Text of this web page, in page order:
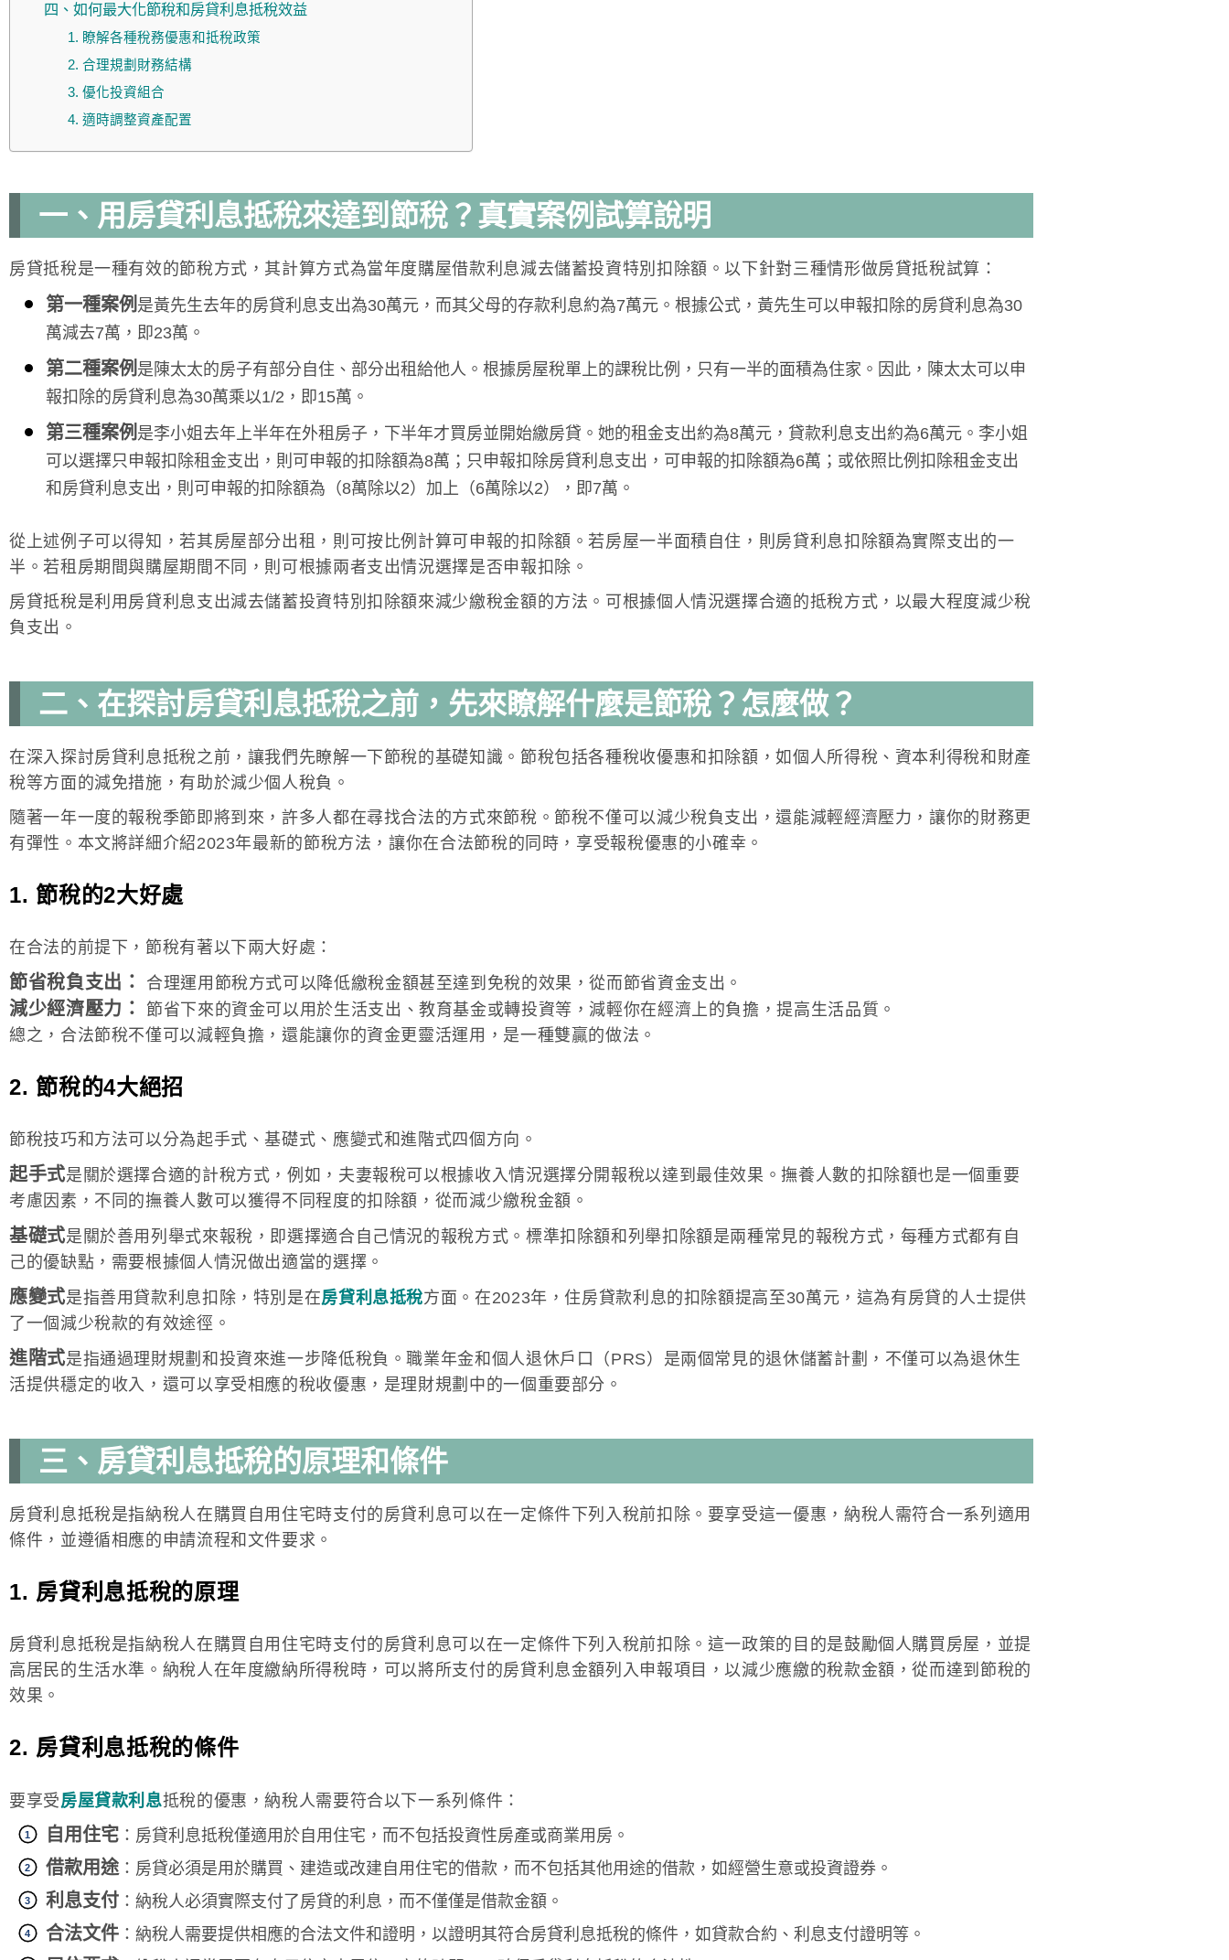
四、如何最大化節稅和房貸利息抵稅效益
1. 瞭解各種稅務優惠和抵稅政策
2. 合理規劃財務結構
3. 優化投資組合
4. 適時調整資產配置
一、用房貸利息抵稅來達到節稅？真實案例試算說明
房貸抵稅是一種有效的節稅方式，其計算方式為當年度購屋借款利息減去儲蓄投資特別扣除額。以下針對三種情形做房貸抵稅試算：
第一種案例 是黃先生去年的房貸利息支出為30萬元，而其父母的存款利息約為7萬元。根據公式，黃先生可以申報扣除的房貸利息為30
萬減去7萬，即23萬。
第二種案例 是陳太太的房子有部分自住、部分出租給他人。根據房屋稅單上的課稅比例，只有一半的面積為住家。因此，陳太太可以申
報扣除的房貸利息為30萬乘以1/2，即15萬。
第三種案例 是李小姐去年上半年在外租房子，下半年才買房並開始繳房貸。她的租金支出約為8萬元，貸款利息支出約為6萬元。李小姐
可以選擇只申報扣除租金支出，則可申報的扣除額為8萬；只申報扣除房貸利息支出，可申報的扣除額為6萬；或依照比例扣除租金支出
和房貸利息支出，則可申報的扣除額為（8萬除以2）加上（6萬除以2），即7萬。
從上述例子可以得知，若其房屋部分出租，則可按比例計算可申報的扣除額。若房屋一半面積自住，則房貸利息扣除額為實際支出的一
半。若租房期間與購屋期間不同，則可根據兩者支出情況選擇是否申報扣除。
房貸抵稅是利用房貸利息支出減去儲蓄投資特別扣除額來減少繳稅金額的方法。可根據個人情況選擇合適的抵稅方式，以最大程度減少稅
負支出。
二、在探討房貸利息抵稅之前，先來瞭解什麼是節稅？怎麼做？
在深入探討房貸利息抵稅之前，讓我們先瞭解一下節稅的基礎知識。節稅包括各種稅收優惠和扣除額，如個人所得稅、資本利得稅和財產
稅等方面的減免措施，有助於減少個人稅負。
隨著一年一度的報稅季節即將到來，許多人都在尋找合法的方式來節稅。節稅不僅可以減少稅負支出，還能減輕經濟壓力，讓你的財務更
有彈性。本文將詳細介紹2023年最新的節稅方法，讓你在合法節稅的同時，享受報稅優惠的小確幸。
1. 節稅的2大好處
在合法的前提下，節稅有著以下兩大好處：
節省稅負支出： 合理運用節稅方式可以降低繳稅金額甚至達到免稅的效果，從而節省資金支出。
減少經濟壓力：
節省下來的資金可以用於生活支出、教育基金或轉投資等，減輕你在經濟上的負擔，提高生活品質。
總之，合法節稅不僅可以減輕負擔，還能讓你的資金更靈活運用，是一種雙贏的做法。
2. 節稅的4大絕招
節稅技巧和方法可以分為起手式、基礎式、應變式和進階式四個方向。
起手式是關於選擇合適的計稅方式，例如，夫妻報稅可以根據收入情況選擇分開報稅以達到最佳效果。撫養人數的扣除額也是一個重要
考慮因素，不同的撫養人數可以獲得不同程度的扣除額，從而減少繳稅金額。
基礎式是關於善用列舉式來報稅，即選擇適合自己情況的報稅方式。標準扣除額和列舉扣除額是兩種常見的報稅方式，每種方式都有自
己的優缺點，需要根據個人情況做出適當的選擇。
應變式是指善用貸款利息扣除，特別是在房貸利息抵稅方面。在2023年，住房貸款利息的扣除額提高至30萬元，這為有房貸的人士提供
了一個減少稅款的有效途徑。
進階式是指通過理財規劃和投資來進一步降低稅負。職業年金和個人退休戶口（PRS）是兩個常見的退休儲蓄計劃，不僅可以為退休生
活提供穩定的收入，還可以享受相應的稅收優惠，是理財規劃中的一個重要部分。
三、房貸利息抵稅的原理和條件
房貸利息抵稅是指納稅人在購買自用住宅時支付的房貸利息可以在一定條件下列入稅前扣除。要享受這一優惠，納稅人需符合一系列適用
條件，並遵循相應的申請流程和文件要求。
1. 房貸利息抵稅的原理
房貸利息抵稅是指納稅人在購買自用住宅時支付的房貸利息可以在一定條件下列入稅前扣除。這一政策的目的是鼓勵個人購買房屋，並提
高居民的生活水準。納稅人在年度繳納所得稅時，可以將所支付的房貸利息金額列入申報項目，以減少應繳的稅款金額，從而達到節稅的
效果。
2. 房貸利息抵稅的條件
要享受房屋貸款利息抵稅的優惠，納稅人需要符合以下一系列條件：
自用住宅 ：房貸利息抵稅僅適用於自用住宅，而不包括投資性房產或商業用房。
借款用途：房貸必須是用於購買、建造或改建自用住宅的借款，而不包括其他用途的借款，如經營生意或投資證券。
利息支付 ：納稅人必須實際支付了房貸的利息，而不僅僅是借款金額。
合法文件 ：納稅人需要提供相應的合法文件和證明，以證明其符合房貸利息抵稅的條件，如貸款合約、利息支付證明等。